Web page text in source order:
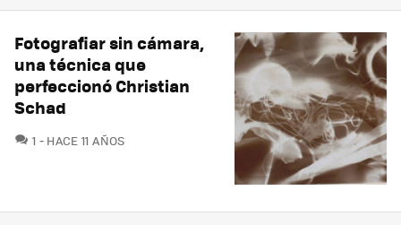
Fotografiar sin cámara,
una técnica que
perfeccionó Christian
Schad
1 COMENTARIOS
HACE 11 AÑOS